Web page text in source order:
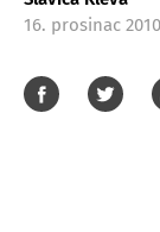
16. prosinac